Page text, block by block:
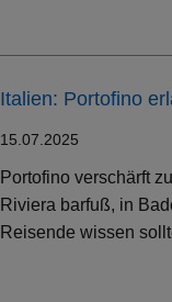
Italien: Portofino
15.07.2025
Portofino verschärft
Riviera barfuß, in
Reisende wissen